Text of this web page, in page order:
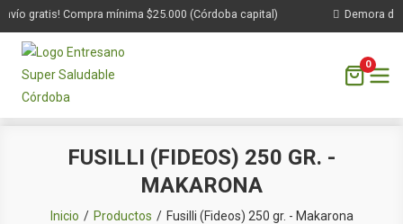
gratis! Compra mínima $25.000 (Córdoba capital) Demora de
0
FUSILLI (FIDEOS) 250 GR. -
MAKARONA
Inicio Productos Fusilli (Fideos) 250 gr. - Makarona